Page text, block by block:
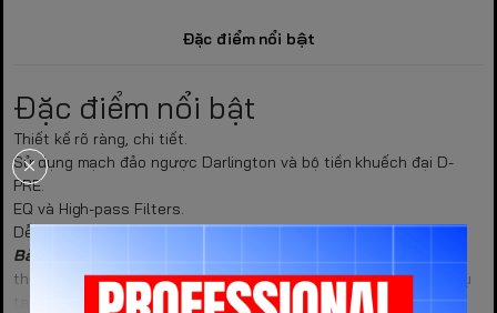
Đặc điểm nổi bật
Đặc điểm nổi bật
Thiết kế rõ ràng, chi tiết.
Sử dụng mạch đảo ngược Darlington và bộ tiền khuếch đại D-
PRE.
EQ và High-pass Filters.
Dễ dàng phối ghép, đáp ứng nhiều nhu cầu.
Bàn mixer Yamaha MG20XU
thể sử dụng tốt tại những dàn âm thanh chuyên nghiệp phục vụ
tại hội trường, sân khấu, phòng họp, bar, mini club hay phục vụ